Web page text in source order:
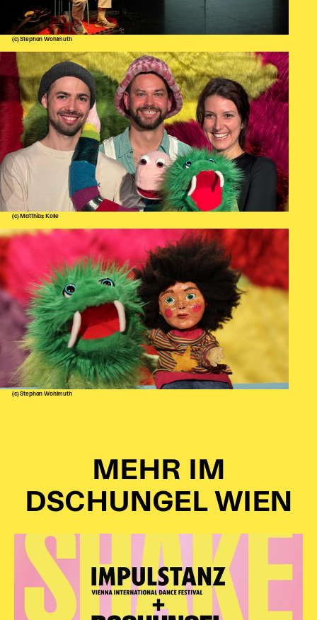
(c) Stephan Wohlmuth
(c) Matthias Kolle
(c) Stephan Wohlmuth
MEHR IM
DSCHUNGEL WIEN